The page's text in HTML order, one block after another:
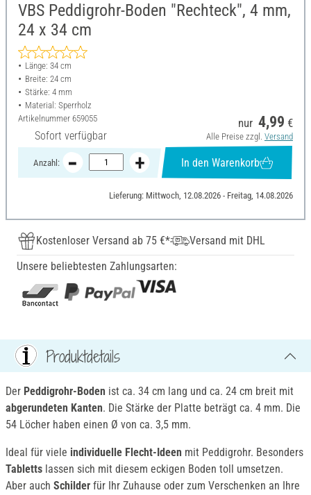
VBS Peddigrohr-Boden "Rechteck", 4 mm,
24 x 34 cm
Länge: 34 cm
Breite: 24 cm
Stärke: 4 mm
Material: Sperrholz
Artikelnummer 659055
Sofort verfügbar
nur 4,99 €
Alle Preise zzgl. Versand
Anzahl: In den Warenkorb
Lieferung: Mittwoch, 12.08.2026 - Freitag, 14.08.2026
Kostenloser Versand ab 75 €*
Versand mit DHL
Unsere beliebtesten Zahlungsarten:
Produktdetails
Der Peddigrohr-Boden ist ca. 34 cm lang und ca. 24 cm breit mit
abgerundeten Kanten. Die Stärke der Platte beträgt ca. 4 mm. Die
54 Löcher haben einen Ø von ca. 3,5 mm.
Ideal für viele individuelle Flecht-Ideen mit Peddigrohr. Besonders
Tabletts lassen sich mit diesem eckigen Boden toll umsetzen.
Aber auch Schilder für Ihr Zuhause oder zum Verschenken an Ihre